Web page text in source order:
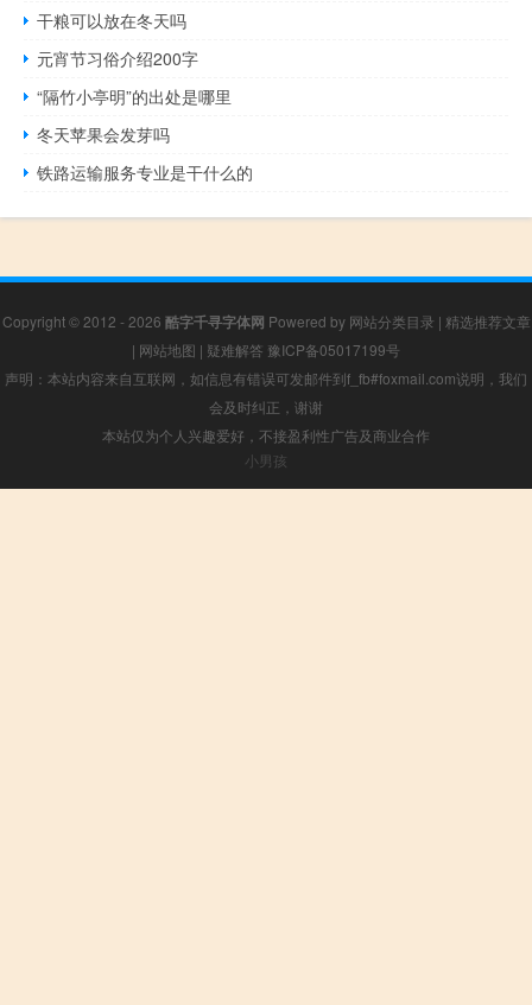
干粮可以放在冬天吗
元宵节习俗介绍200字
“隔竹小亭明”的出处是哪里
冬天苹果会发芽吗
铁路运输服务专业是干什么的
Copyright © 2012 - 2026 酷字千寻字体网 Powered by 网站分类目录 | 精选推荐文章
| 网站地图 | 疑难解答 豫ICP备05017199号
声明：本站内容来自互联网，如信息有错误可发邮件到f_fb#foxmail.com说明，我们
会及时纠正，谢谢
本站仅为个人兴趣爱好，不接盈利性广告及商业合作
小男孩